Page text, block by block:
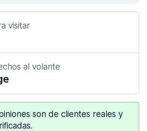
visitar
al volante
son de clientes reales y